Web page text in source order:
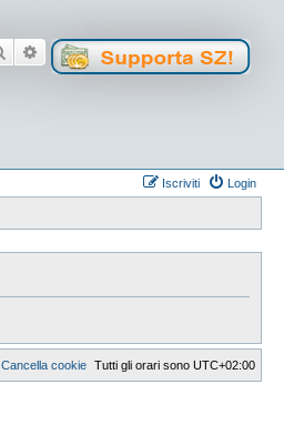
Cerca Ricerca avanzata
Login
Iscriviti
Tutti gli orari sono UTC+02:00
Cancella cookie